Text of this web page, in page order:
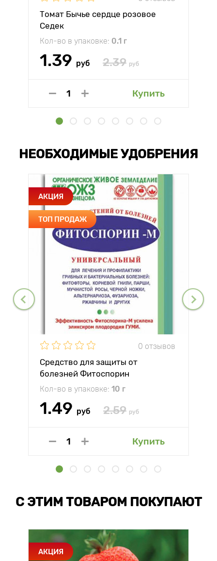
Томат Бычье сердце розовое
Седек
Кол-во в упаковке: 0.1 г
1.39 руб 2.39 руб
Купить
НЕОБХОДИМЫЕ УДОБРЕНИЯ
АКЦИЯ
ТОП ПРОДАЖ
0 отзывов
Средство для защиты от
болезней Фитоспорин
Кол-во в упаковке: 10 г
1.49 руб 2.59 руб
Купить
С ЭТИМ ТОВАРОМ ПОКУПАЮТ
АКЦИЯ